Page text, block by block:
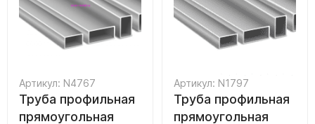
Артикул: N4767
Труба профильная
прямоугольная
Артикул: N1797
Труба профильная
прямоугольная